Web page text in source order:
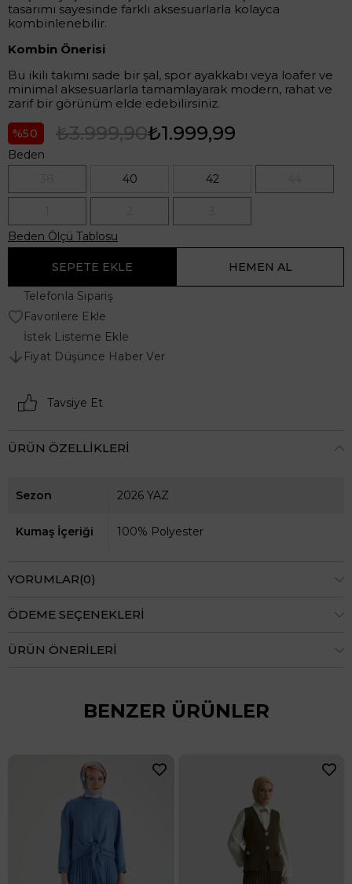
tasarımı sayesinde farklı aksesuarlarla kolayca
kombinlenebilir.
Kombin Önerisi
Bu ikili takımı sade bir şal, spor ayakkabı veya loafer ve
minimal aksesuarlarla tamamlayarak modern, rahat ve
zarif bir görünüm elde edebilirsiniz.
50 ₺3.999,90₺1.999,99
Beden
40 42
Beden Ölçü Tablosu
Telefonla Sipariş
Favorilere Ekle
İstek Listeme Ekle
Fiyat Düşünce Haber Ver
Tavsiye Et
ÜRÜN ÖZELLIKLERI
Sezon 2026 YAZ
Kumaş İçeriği 100% Polyester
YORUMLAR(0)
ÖDEME SEÇENEKLERI
ÜRÜN ÖNERILERI
BENZER ÜRÜNLER
24 Saatte